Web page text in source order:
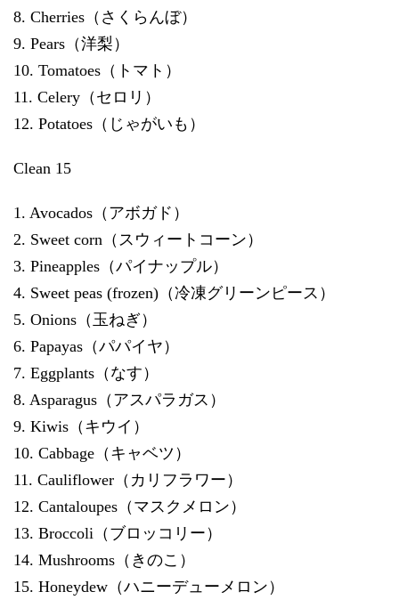
8. Cherries（さくらんぼ）
9. Pears（洋梨）
10. Tomatoes（トマト）
11. Celery（セロリ）
12. Potatoes（じゃがいも）
Clean 15
1. Avocados（アボガド）
2. Sweet corn（スウィートコーン）
3. Pineapples（パイナップル）
4. Sweet peas (frozen)（冷凍グリーンピース）
5. Onions（玉ねぎ）
6. Papayas（パパイヤ）
7. Eggplants（なす）
8. Asparagus（アスパラガス）
9. Kiwis（キウイ）
10. Cabbage（キャベツ）
11. Cauliflower（カリフラワー）
12. Cantaloupes（マスクメロン）
13. Broccoli（ブロッコリー）
14. Mushrooms（きのこ）
15. Honeydew（ハニーデューメロン）